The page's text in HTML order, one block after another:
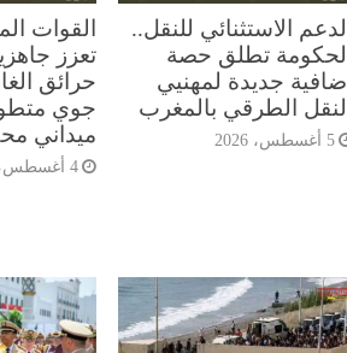
الدعم الاستثنائي للنقل..
الحكومة تطلق حصة
إضافية جديدة لمهنيي
النقل الطرقي بالمغرب
5 أغسطس، 2026
القوات
تعزز
حرائق
جوي
ميداني
4 أغسطس، 2026